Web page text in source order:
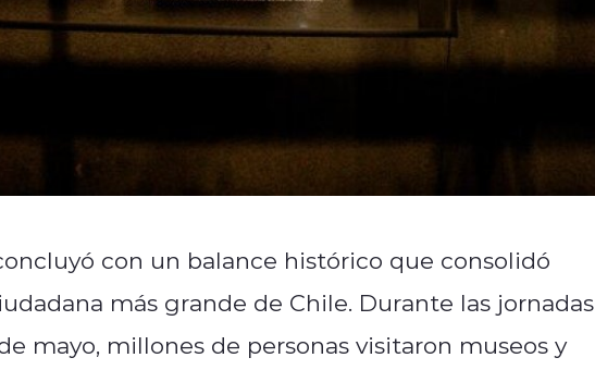
con un balance histórico que consolidó
más grande de Chile. Durante las jornadas
mayo, millones de personas visitaron museos y